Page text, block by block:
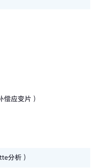
偿应变片）
分析）